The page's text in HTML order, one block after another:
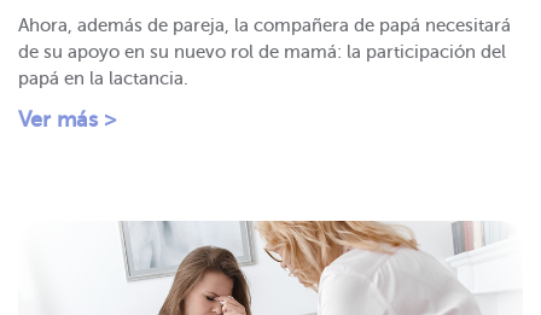
Ahora, además de pareja, la compañera de papá necesitará
de su apoyo en su nuevo rol de mamá: la participación del
papá en la lactancia.
Ver más >